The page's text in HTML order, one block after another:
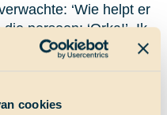
cookies
‘Wie helpt er
persoon: ‘Orka!’. Ik
samen met alle
Iedereen stond daar
dat kon niemand iets
vaak mee in je leven.